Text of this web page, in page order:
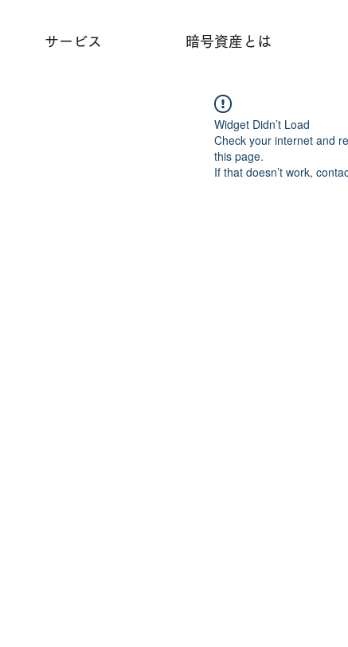
​サービス 暗号資産とは
Widget Didn’t Load
Check your internet and
this page.
If that doesn’t work,